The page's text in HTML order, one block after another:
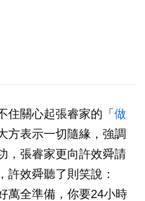
住關心起張睿家的「 做
方表示一切隨緣，強調
，張睿家更向許效舜請
許效舜聽了則笑說：
萬全準備，你要24小時